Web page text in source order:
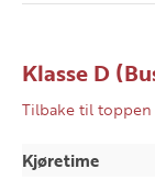
Klasse D
Tilbake til toppen
Kjøretime